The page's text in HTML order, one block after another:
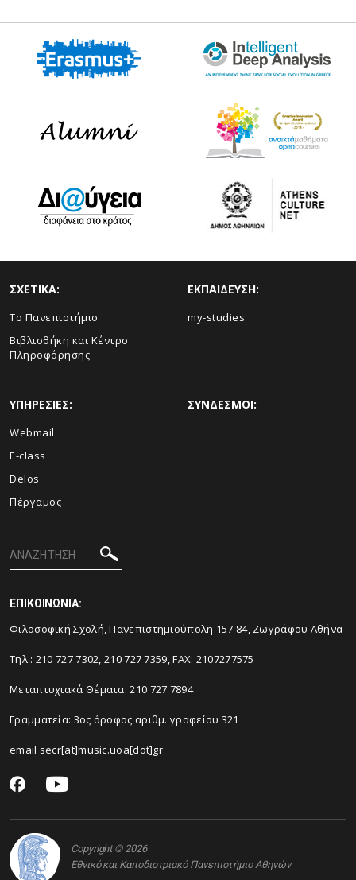
ΣΧΕΤΙΚΑ:
Το Πανεπιστήμιο
Βιβλιοθήκη και Κέντρο
Πληροφόρησης
ΕΚΠΑΙΔΕΥΣΗ:
my-studies
ΥΠΗΡΕΣΙΕΣ:
Webmail
E-class
Delos
Πέργαμος
ΣΥΝΔΕΣΜΟΙ:
ΕΠΙΚΟΙΝΩΝΙΑ:
Φιλοσοφική Σχολή, Πανεπιστημιούπολη 157 84, Ζωγράφου Αθήνα
Τηλ.: 210 727 7302, 210 727 7359, FAX: 2107277575
Μεταπτυχιακά Θέματα: 210 727 7894
Γραμματεία: 3ος όροφος αριθμ. γραφείου 321
email secr[at]music.uoa[dot]gr
Copyright © 2026
Εθνικό και Καποδιστριακό Πανεπιστήμιο Αθηνών